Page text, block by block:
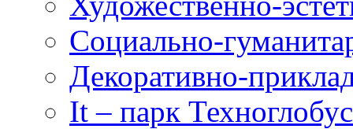
Социально-
Декоративно-
It – парк Техноглобус